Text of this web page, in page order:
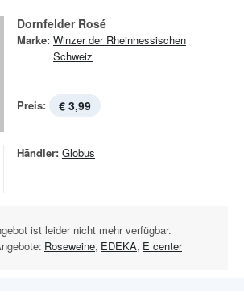
Dornfelder Rosé
Marke: Winzer der Rheinhessischen
Schweiz
Preis: € 3,99
Händler: Globus
ist leider nicht mehr verfügbar.
Roseweine, EDEKA, E center